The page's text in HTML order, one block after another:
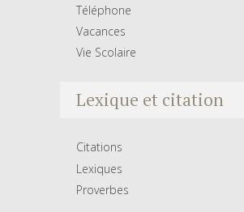
Téléphone
Vacances
Vie Scolaire
Lexique et citation
Citations
Lexiques
Proverbes